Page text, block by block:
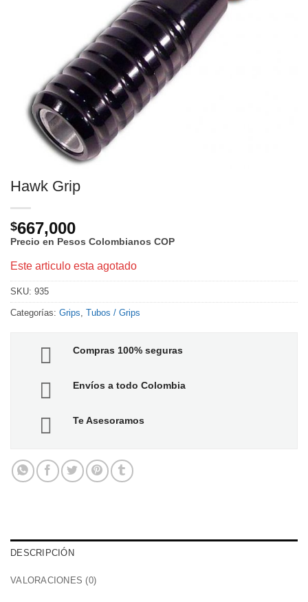
Hawk Grip
$667,000
Precio en Pesos Colombianos COP
Este articulo esta agotado
SKU: 935
Categorías: Grips, Tubos / Grips
Compras 100% seguras
Envíos a todo Colombia
Te Asesoramos
DESCRIPCIÓN
VALORACIONES (0)